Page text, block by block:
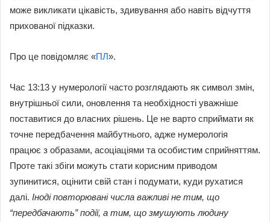
може викликати цікавість, здивування або навіть відчуття
прихованої підказки.
Про це повідомляє «ПЛ».
Час 13:13 у нумерології часто розглядають як символ змін,
внутрішньої сили, оновлення та необхідності уважніше
поставитися до власних рішень. Це не варто сприймати як
точне передбачення майбутнього, адже нумерологія
працює з образами, асоціаціями та особистим сприйняттям.
Проте такі збіги можуть стати корисним приводом
зупинитися, оцінити свій стан і подумати, куди рухатися
далі. Іноді повторювані числа важливі не тим, що
“передбачають” події, а тим, що змушують людину